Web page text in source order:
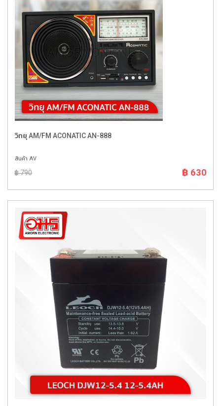
วิทยุ AM/FM ACONATIC AN-888
สินค้า AV
฿ 790 ฿ 630